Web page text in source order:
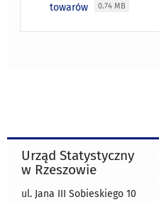
towarów
0.74 MB
Urząd Statystyczny
w Rzeszowie
ul. Jana III Sobieskiego 10